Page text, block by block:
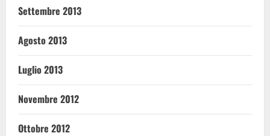
Settembre 2013
Agosto 2013
Luglio 2013
Novembre 2012
Ottobre 2012